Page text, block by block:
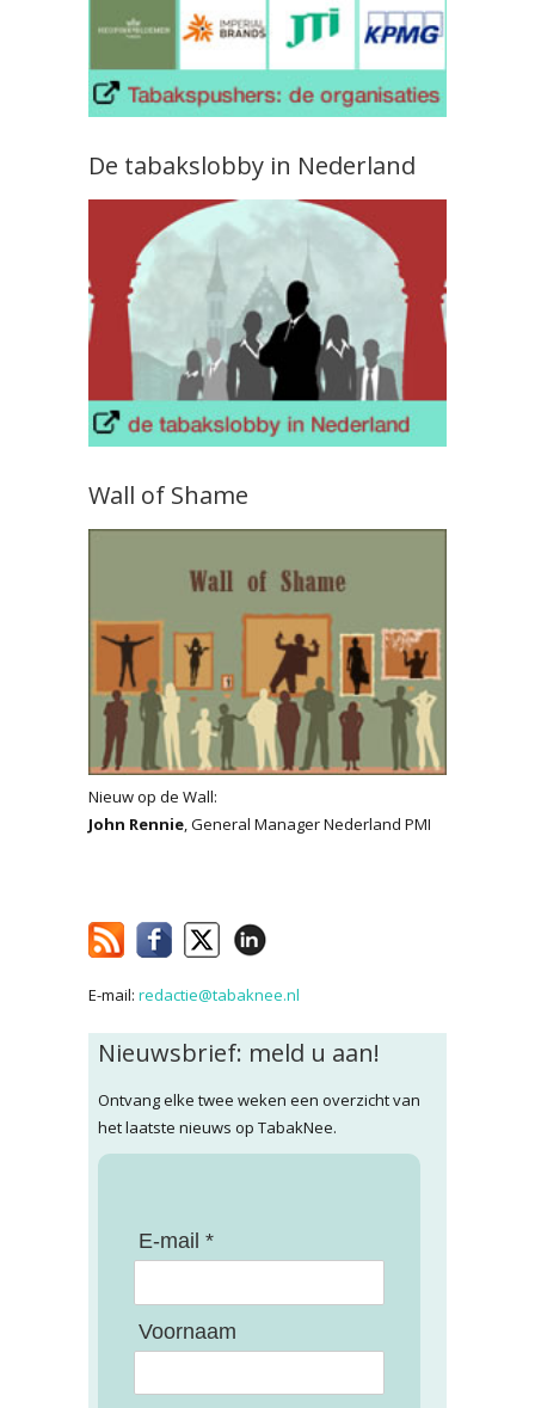
De tabakslobby in Nederland
Wall of Shame
Nieuw op de Wall:
John Rennie, General Manager Nederland PMI
E-mail: redactie@tabaknee.nl
Nieuwsbrief: meld u aan!
Ontvang elke twee weken een overzicht van
het laatste nieuws op TabakNee.
E-mail *
Voornaam